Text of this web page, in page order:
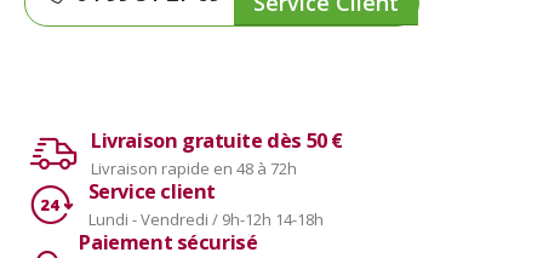
Livraison gratuite dès 50 €
Livraison rapide en 48 à 72h
Service client
Lundi - Vendredi / 9h-12h 14-18h
Paiement sécurisé